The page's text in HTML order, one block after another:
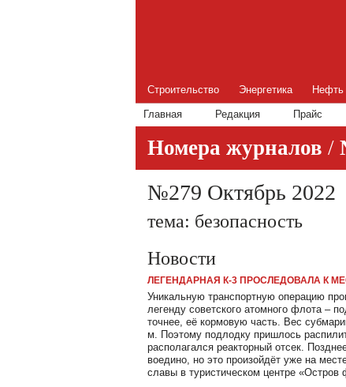
Строительство Энергетика Нефть
Главная Редакция Прайс
Номера журналов /
№279 Октябрь 2022
тема: безопасность
Новости
ЛЕГЕНДАРНАЯ К-3 ПРОСЛЕДОВАЛА К
Уникальную транспортную операцию
легенду советского атомного флота –
точнее, её кормовую часть. Вес
м. Поэтому подлодку пришлось
располагался реакторный отсек.
воедино, но это произойдёт уже на
славы в туристическом центре «Остров